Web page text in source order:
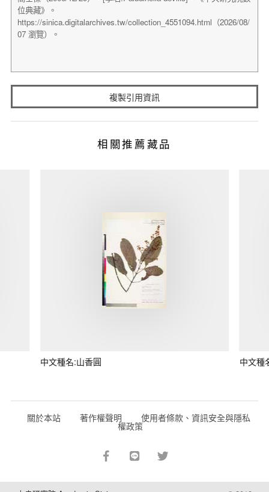
複製引用資訊
相關推薦藏品
中文種名:山香圓 中文種
關於本站 著作權聲明 使用者條款、資訊安全與隱私
權政策